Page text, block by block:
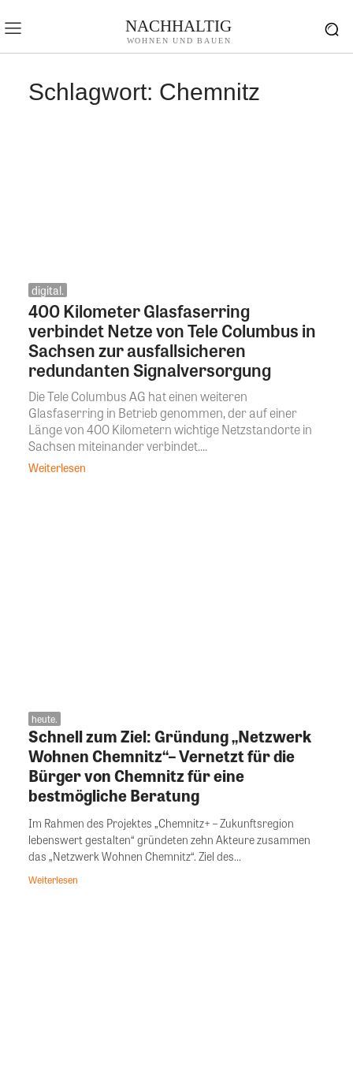
NACHHALTIG
WOHNEN UND BAUEN
Schlagwort: Chemnitz
digital.
400 Kilometer Glasfaserring
verbindet Netze von Tele Columbus in
Sachsen zur ausfallsicheren
redundanten Signalversorgung
Die Tele Columbus AG hat einen weiteren
Glasfaserring in Betrieb genommen, der auf einer
Länge von 400 Kilometern wichtige Netzstandorte in
Sachsen miteinander verbindet....
Weiterlesen
heute.
Schnell zum Ziel: Gründung „Netzwerk
Wohnen Chemnitz“– Vernetzt für die
Bürger von Chemnitz für eine
bestmögliche Beratung
Im Rahmen des Projektes „Chemnitz+ – Zukunftsregion
lebenswert gestalten“ gründeten zehn Akteure zusammen
das „Netzwerk Wohnen Chemnitz“. Ziel des...
Weiterlesen